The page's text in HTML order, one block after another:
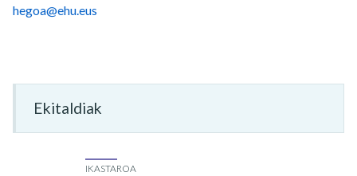
hegoa@ehu.eus
Ekitaldiak
IKASTAROA